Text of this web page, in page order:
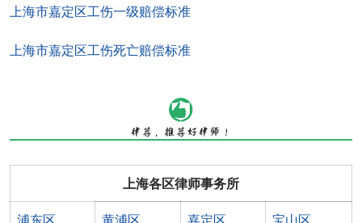
上海市嘉定区工伤一级赔偿标准
上海市嘉定区工伤死亡赔偿标准
上海各区律师事务所
浦东区 黄浦区 嘉定区 宝山区